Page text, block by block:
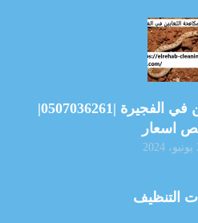
شركة مكافحة الثعابين في الفجيرة |0507036261|
اسعار
التنظيف